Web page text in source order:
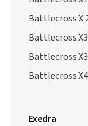
Battlecross X
Battlecross
Battlecross
Battlecross
Exedra